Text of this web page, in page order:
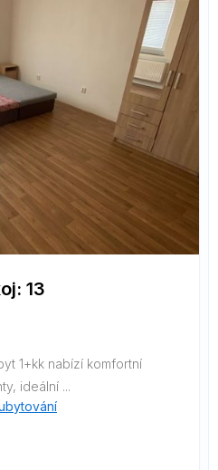
13
1+kk nabízí komfortní
ideální ...